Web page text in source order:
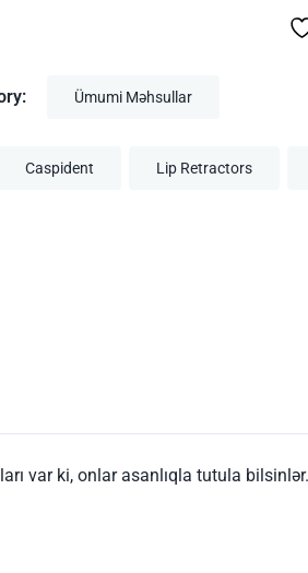
Ümumi Məhsullar
Caspident Lip Retractors
var ki, onlar asanlıqla tutula bilsinlər.